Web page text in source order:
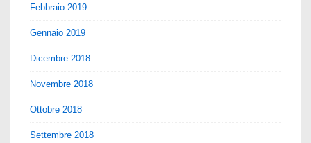
Febbraio 2019
Gennaio 2019
Dicembre 2018
Novembre 2018
Ottobre 2018
Settembre 2018